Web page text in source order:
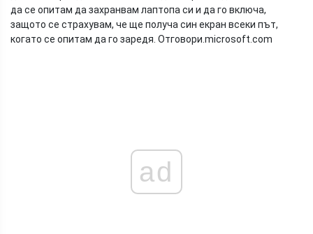
да се опитам да захранвам лаптопа си и да го включа,
защото се страхувам, че ще получа син екран всеки път,
когато се опитам да го заредя. Отговори. microsoft.com
ad